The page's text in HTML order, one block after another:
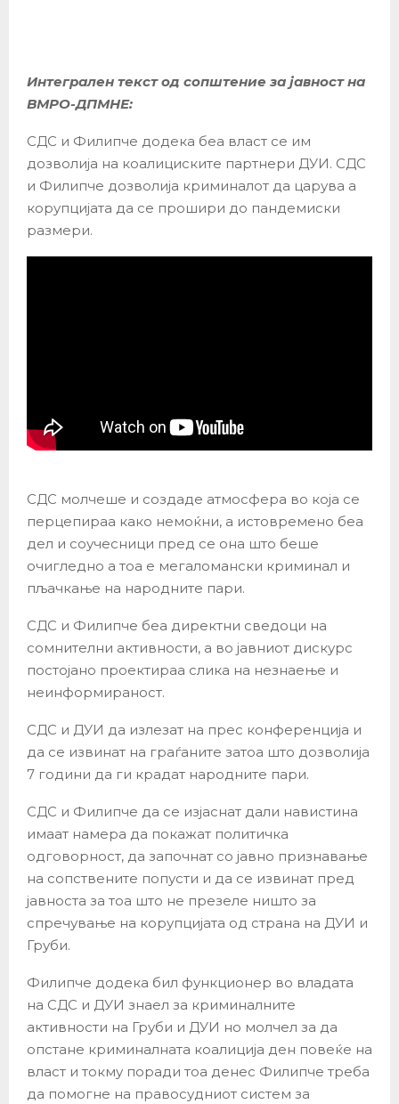
Интегрален текст од сопштение за јавност на
ВМРО-ДПМНЕ:
СДС и Филипче додека беа власт се им
дозволија на коалициските партнери ДУИ. СДС
и Филипче дозволија криминалот да царува а
корупцијата да се прошири до пандемиски
размери.
СДС молчеше и создаде атмосфера во која се
перцепираа како немоќни, а истовремено беа
дел и соучесници пред се она што беше
очигледно а тоа е мегаломански криминал и
пљачкање на народните пари.
СДС и Филипче беа директни сведоци на
сомнителни активности, а во јавниот дискурс
постојано проектираа слика на незнаење и
неинформираност.
СДС и ДУИ да излезат на прес конференција и
да се извинат на граѓаните затоа што дозволија
7 години да ги крадат народните пари.
СДС и Филипче да се изјаснат дали навистина
имаат намера да покажат политичка
одговорност, да започнат со јавно признавање
на сопствените попусти и да се извинат пред
јавноста за тоа што не презеле ништо за
спречување на корупцијата од страна на ДУИ и
Груби.
Филипче додека бил функционер во владата
на СДС и ДУИ знаел за криминалните
активности на Груби и ДУИ но молчел за да
опстане криминалната коалиција ден повеќе на
власт и токму поради тоа денес Филипче треба
да помогне на правосудниот систем за